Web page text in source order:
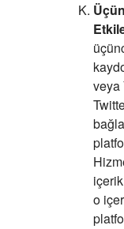
veya
o